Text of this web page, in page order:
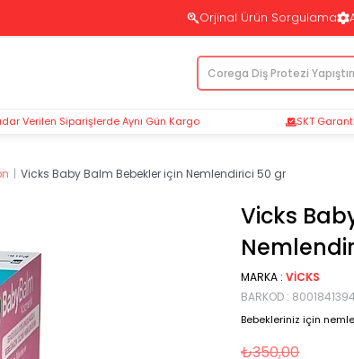
Orjinal Ürün Sorgulama
Verilen Siparişlerde Aynı Gün Kargo SKT
Vicks Baby Balm Bebekler için Nemlendirici 50 gr
Vicks
MARKA : VICKS
BARKOD :
Bebekleriniz için
₺350,00